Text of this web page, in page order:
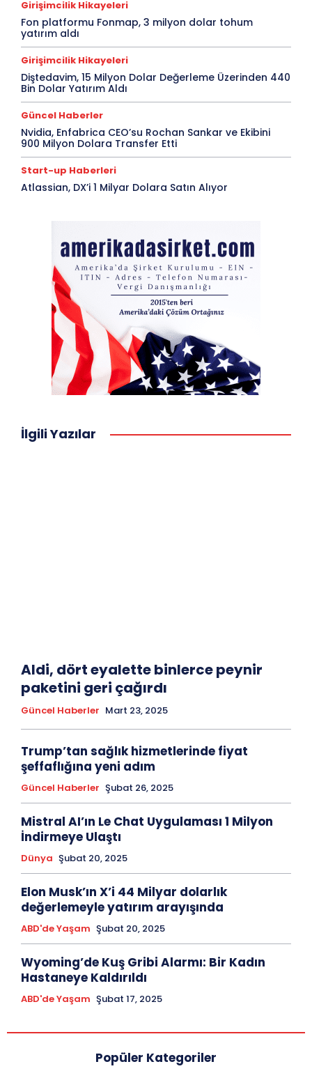
Girişimcilik Hikayeleri
Fon platformu Fonmap, 3 milyon dolar tohum
yatırım aldı
Girişimcilik Hikayeleri
Diştedavim, 15 Milyon Dolar Değerleme Üzerinden 440
Bin Dolar Yatırım Aldı
Güncel Haberler
Nvidia, Enfabrica CEO’su Rochan Sankar ve Ekibini
900 Milyon Dolara Transfer Etti
Start-up Haberleri
Atlassian, DX’i 1 Milyar Dolara Satın Alıyor
İlgili Yazılar
Aldi, dört eyalette binlerce peynir
paketini geri çağırdı
Güncel Haberler Mart 23, 2025
Trump’tan sağlık hizmetlerinde fiyat
şeffaflığına yeni adım
Güncel Haberler Şubat 26, 2025
Mistral AI’ın Le Chat Uygulaması 1 Milyon
İndirmeye Ulaştı
Dünya Şubat 20, 2025
Elon Musk’ın X’i 44 Milyar dolarlık
değerlemeyle yatırım arayışında
ABD'de Yaşam Şubat 20, 2025
Wyoming’de Kuş Gribi Alarmı: Bir Kadın
Hastaneye Kaldırıldı
ABD'de Yaşam Şubat 17, 2025
Popüler Kategoriler